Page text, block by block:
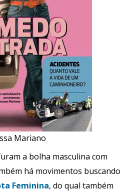
Mariano
a bolha masculina com
há movimentos buscando
Feminina, do qual também